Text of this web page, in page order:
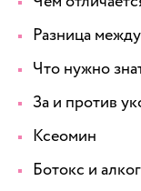
Разница
Что нужно
За и против
Ксеомин
Ботокс и